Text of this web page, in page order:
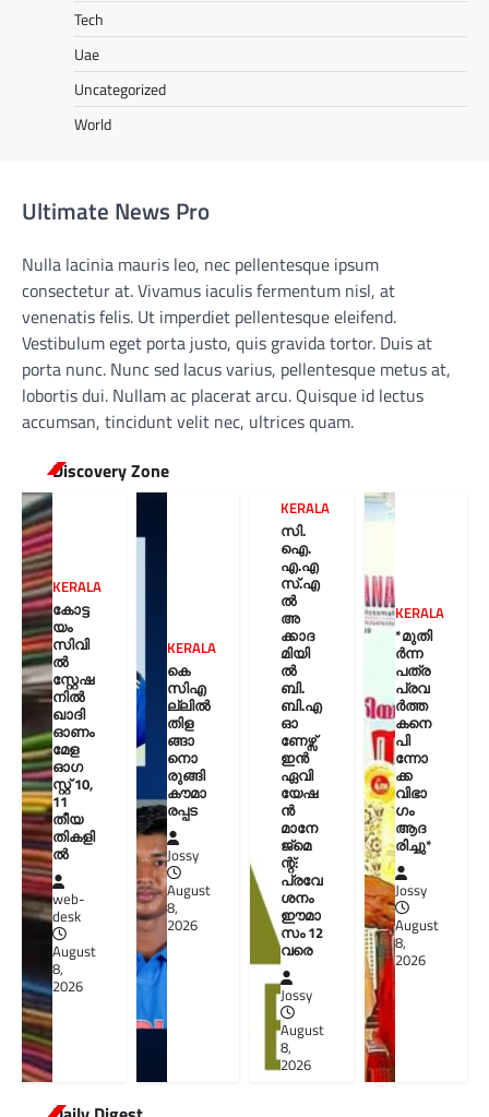
Tech
Uae
Uncategorized
World
Ultimate News Pro
Nulla lacinia mauris leo, nec pellentesque ipsum
consectetur at. Vivamus iaculis fermentum nisl, at
venenatis felis. Ut imperdiet pellentesque eleifend.
Vestibulum eget porta justo, quis gravida tortor. Duis at
porta nunc. Nunc sed lacus varius, pellentesque metus at,
lobortis dui. Nullam ac placerat arcu. Quisque id lectus
accumsan, tincidunt velit nec, ultrices quam.
Discovery Zone
KERALA
കോട്ട
യം
സിവി
ൽ
സ്റ്റേഷ
നിൽ
ഖാദി
ഓണം
മേള
ഓഗ
സ്റ്റ് 10,
11
തീയ
തികളി
ല്‍
web-
desk
August
8,
2026
KERALA
കെ
സിഎ
ല്ലിൽ
തിള
ങ്ങാ
നൊ
രുങ്ങി
കൗമാ
രപ്പട
Jossy
August
8,
2026
KERALA
സി.
ഐ.
എ.എ
സ്.എ
ൽ
അ
ക്കാദ
മിയി
ൽ
ബി.
ബി.എ
ഓ
ണേഴ്സ്
ഇൻ
ഏവി
യേഷ
ൻ
മാനേ
ജ്മെ
ന്റ്:
പ്രവേ
ശനം
ഈമാ
സം 12
വരെ
Jossy
August
8,
2026
KERALA
*മുതി
ർന്ന
പത്ര
പ്രവ
ർത്ത
കനെ
പി
ന്നോ
ക്ക
വിഭാ
ഗം
ആദ
രിച്ചു*
Jossy
August
8,
2026